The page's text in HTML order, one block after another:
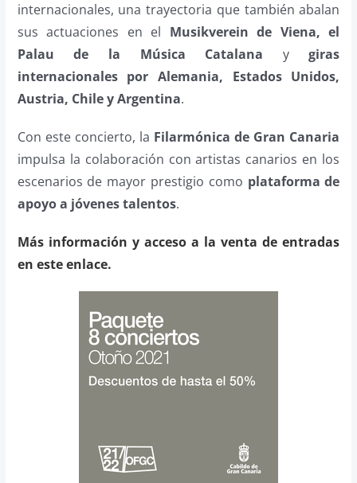
internacionales, una trayectoria que también abalan
sus actuaciones en el Musikverein de Viena, el
Palau de la Música Catalana ygiras
internacionales por Alemania, Estados Unidos,
Austria, Chile y Argentina.
Con este concierto, la Filarmónica de Gran Canaria
impulsa la colaboración con artistas canarios en los
escenarios de mayor prestigio como plataforma de
apoyo a jóvenes talentos.
Más información y acceso a la venta de entradas
en este enlace.